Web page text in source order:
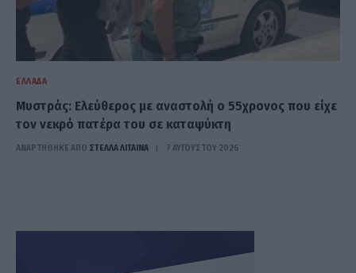
ΕΛΛΆΔΑ
Μυστράς: Ελεύθερος με αναστολή ο 55χρονος που είχε
τον νεκρό πατέρα του σε καταψύκτη
ΑΝΑΡΤΗΘΗΚΕ ΑΠΟ ΣΤΈΛΛΑ ΛΊΤΑΙΝΑ 7 ΑΥΓΟΎΣΤΟΥ 2026